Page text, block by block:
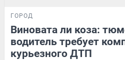
ГОРОД
Виновата ли коза:
водитель требует
курьезного ДТП